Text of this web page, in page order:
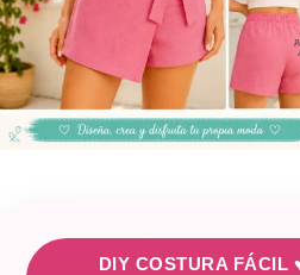
DIY COSTURA FÁCIL